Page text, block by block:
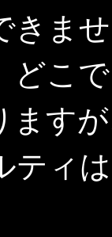
きま
どこ
ます
ティ